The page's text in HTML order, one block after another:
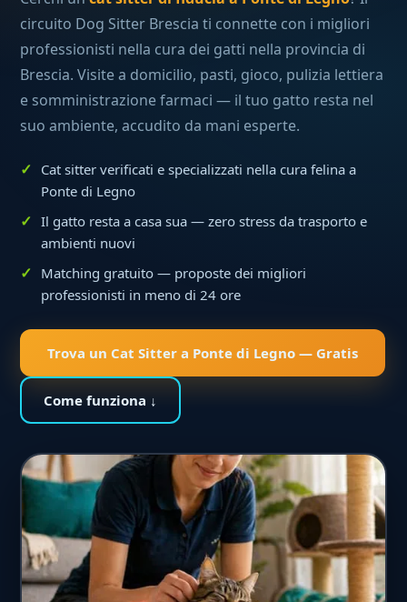
circuito Dog Sitter Brescia ti connette con i migliori
professionisti nella cura dei gatti nella provincia di
Brescia. Visite a domicilio, pasti, gioco, pulizia lettiera
e somministrazione farmaci — il tuo gatto resta nel
suo ambiente, accudito da mani esperte.
Cat sitter verificati e specializzati nella cura felina a
Ponte di Legno
Il gatto resta a casa sua — zero stress da trasporto e
ambienti nuovi
Matching gratuito — proposte dei migliori
professionisti in meno di 24 ore
Trova un Cat Sitter a Ponte di Legno — Gratis
Come funziona ↓